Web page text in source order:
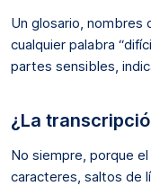
Un glosario,
cualquier palabra
partes sensibles,
¿La
No siempre, porque
caracteres, saltos de